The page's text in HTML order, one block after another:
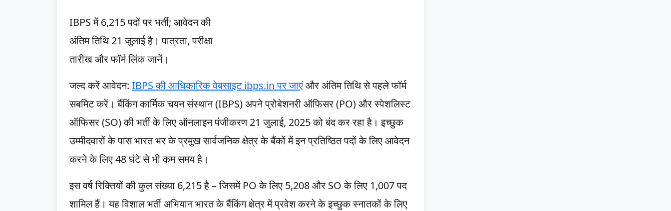
IBPS में 6,215 पदों पर भर्ती; आवेदन की
अंतिम तिथि 21 जुलाई है। पात्रता, परीक्षा
तारीख और फॉर्म लिंक जानें।
जल्द करें आवेदन: IBPS की आधिकारिक वेबसाइट ibps.in पर जाएंऔर अंतिम तिथि से पहले फॉर्म
सबमिट करें। बैंकिंग कार्मिक चयन संस्थान (IBPS) अपने प्रोबेशनरी ऑफिसर (PO) और स्पेशलिस्ट
ऑफिसर (SO) की भर्ती के लिए ऑनलाइन पंजीकरण 21 जुलाई, 2025 को बंद कर रहा है। इच्छुक
उम्मीदवारों के पास भारत भर के प्रमुख सार्वजनिक क्षेत्र के बैंकों में इन प्रतिष्ठित पदों के लिए आवेदन
करने के लिए 48 घंटे से भी कम समय है।
इस वर्ष रिक्तियों की कुल संख्या 6,215 है – जिसमें PO के लिए 5,208 और SO के लिए 1,007 पद
शामिल हैं। यह विशाल भर्ती अभियान भारत के बैंकिंग क्षेत्र में प्रवेश करने के इच्छुक स्नातकों के लिए